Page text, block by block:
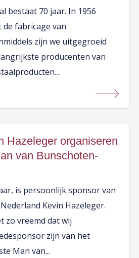
bestaat 70 jaar. In 1956
fabricage van
zijn we uitgegroeid
producenten van
Hazeleger organiseren
van Bunschoten-
is persoonlijk sponsor van
Kevin Hazeleger.
zo vreemd dat wij
zijn van het
Man van...